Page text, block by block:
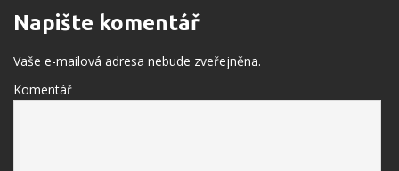
Napište komentář
Vaše e-mailová adresa nebude zveřejněna.
Komentář